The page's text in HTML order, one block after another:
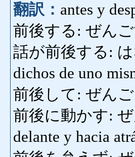
翻訳： antes y
前後する: ぜんご
話が前後する:
dichos de uno
前後して: ぜん
前後に動かす:
delante y hacia